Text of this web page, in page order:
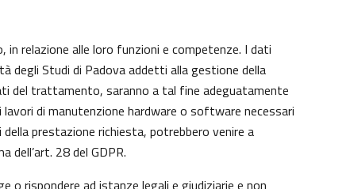
relazione alle loro funzioni e competenze. I dati
degli Studi di Padova addetti alla gestione della
del trattamento, saranno a tal fine adeguatamente
di manutenzione hardware o software necessari
prestazione richiesta, potrebbero venire a
28 del GDPR.
o rispondere ad istanze legali e giudiziarie e non